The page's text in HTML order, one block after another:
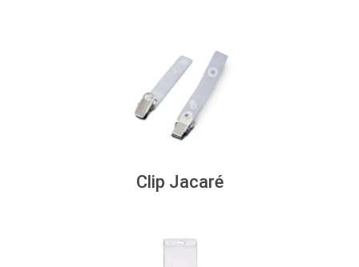
Clip Jacaré